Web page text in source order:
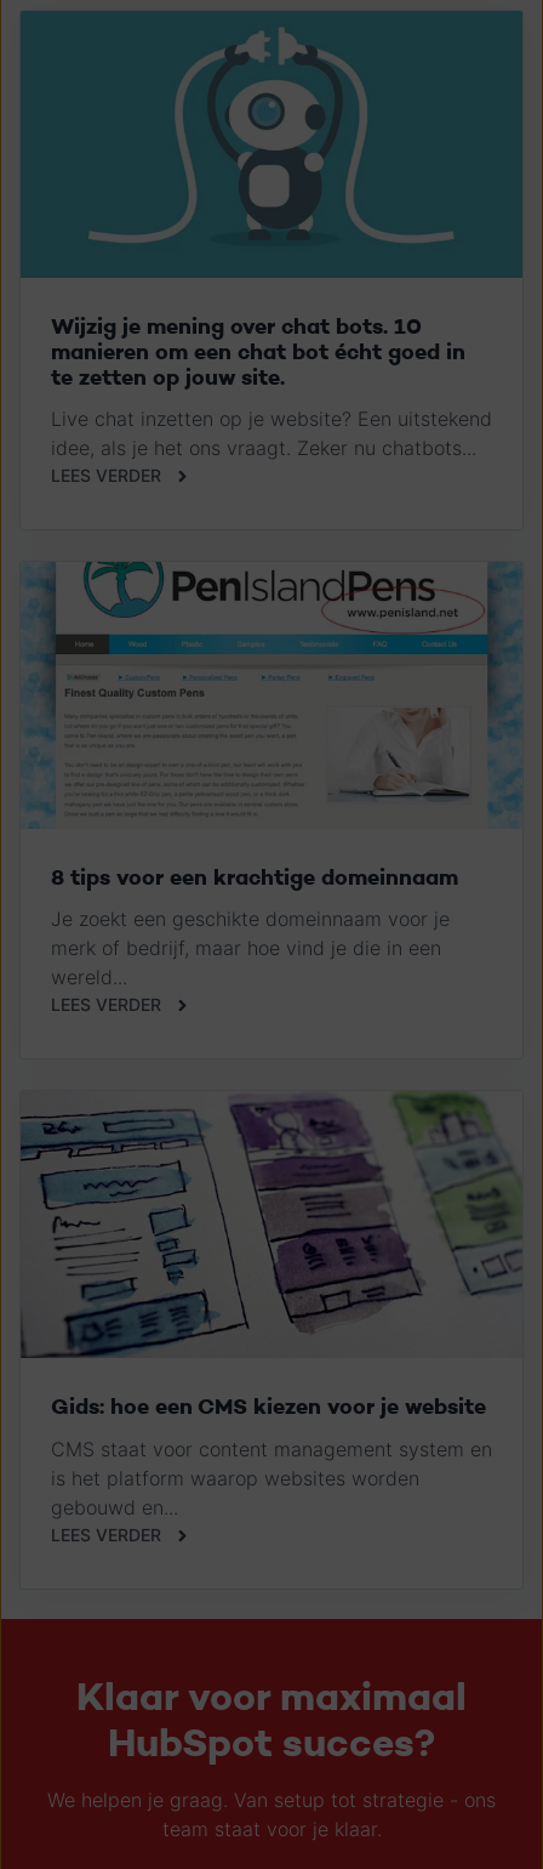
Wijzig je mening over chat bots. 10
manieren om een chat bot écht goed in
te zetten op jouw site.
Live chat inzetten op je website? Een uitstekend
idee, als je het ons vraagt. Zeker nu chatbots...
LEES VERDER
8 tips voor een krachtige domeinnaam
Je zoekt een geschikte domeinnaam voor je
merk of bedrijf, maar hoe vind je die in een
wereld...
LEES VERDER
Gids: hoe een CMS kiezen voor je website
CMS staat voor content management system en
is het platform waarop websites worden
gebouwd en...
LEES VERDER
Klaar voor maximaal
HubSpot succes?
We helpen je graag. Van setup tot strategie - ons
team staat voor je klaar.